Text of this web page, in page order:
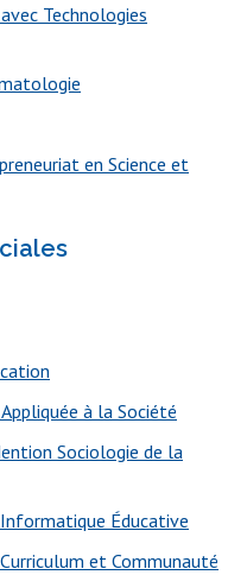
Technologies
en Science et
à la Société
Sociologie de la
Éducative
et Communauté